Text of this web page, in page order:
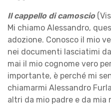
Il cappello di camoscio
Mi chiamo Alessandro,
adozione. Conosco il mio
nei documenti lasciatimi
mai il mio cognome vero
importante, è perché mi
chiamarmi Alessandro
altri da mio padre e da mia